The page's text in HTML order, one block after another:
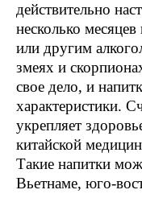
действительно
несколько
или другим
змеях и
свое дело, и
характеристики.
укрепляет
китайской
Такие напитки
Вьетнаме, юго-